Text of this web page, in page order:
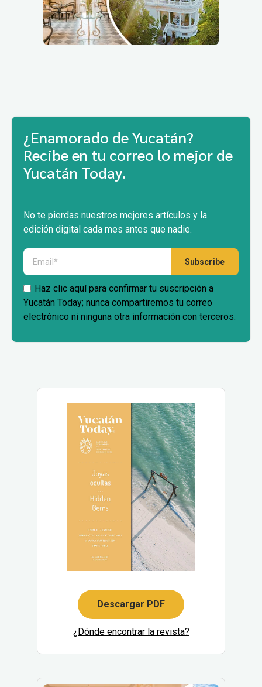
¿Enamorado de Yucatán?
Recibe en tu correo lo mejor de
Yucatán Today.
No te pierdas nuestros mejores artículos y la
edición digital cada mes antes que nadie.
Haz clic aquí para confirmar tu suscripción a
Yucatán Today; nunca compartiremos tu correo
electrónico ni ninguna otra información con terceros.
Descargar PDF
¿Dónde encontrar la revista?